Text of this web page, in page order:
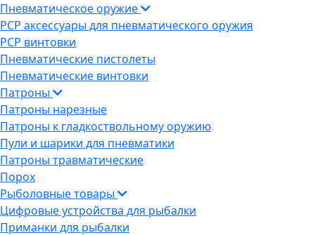
Пневматическое оружие
PCP аксессуары для пневматического оружия
PCP винтовки
Пневматические пистолеты
Пневматические винтовки
Патроны
Патроны нарезные
Патроны к гладкоствольному оружию
Пули и шарики для пневматики
Патроны травматические
Порох
Рыболовные товары
Цифровые устройства для рыбалки
Приманки для рыбалки